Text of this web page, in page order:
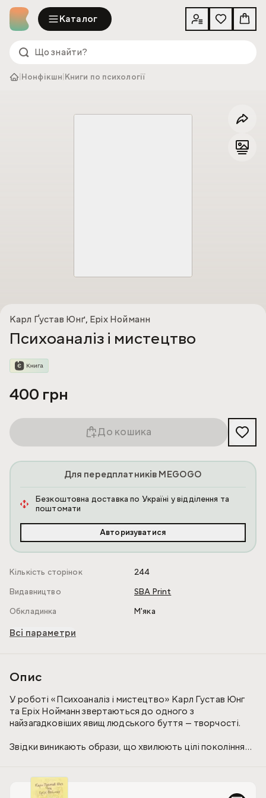
Каталог
Нонфікшн Книги по психології
Карл Ґустав Юнґ, Еріх Нойманн
Психоаналіз і мистецтво
400 грн
До кошика
Для передплатників MEGOGO
Безкоштовна доставка по Україні у відділення та
поштомати
Авторизуватися
Кількість сторінок
244
Видавництво
SBA Print
Обкладинка
М'яка
Всі параметри
Опис
У роботі «Психоаналіз і мистецтво» Карл Густав Юнг
та Еріх Нойманн звертаються до одного з
найзагадковіших явищ людського буття — творчості.
Звідки виникають образи, що хвилюють цілі покоління?
живописі, літературі та поезії виявляються глибинні
процеси людської психіки?